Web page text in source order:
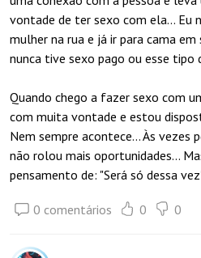
vontade de ter sexo com ela... Eu
mulher na rua e já ir para cama
nunca tive sexo pago ou esse tipo
Quando chego a fazer sexo com
com muita vontade e estou
Nem sempre acontece... Às vezes
não rolou mais oportunidades...
pensamento de: "Será só dessa
0 comentários 0 0